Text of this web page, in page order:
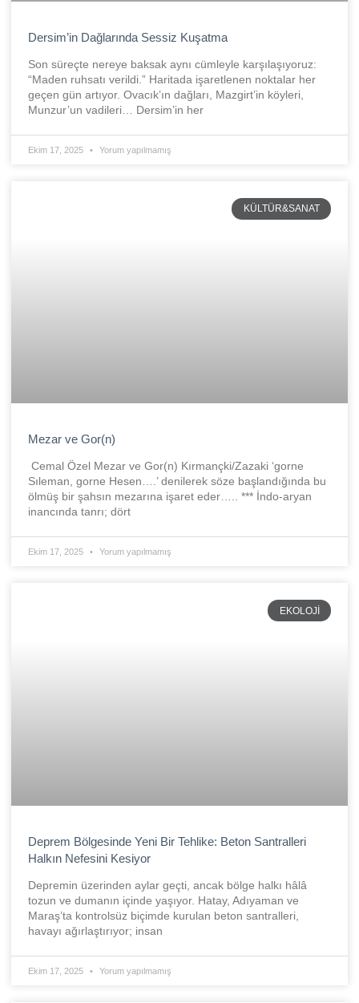
Dersim’in Dağlarında Sessiz Kuşatma
Son süreçte nereye baksak aynı cümleyle karşılaşıyoruz:
“Maden ruhsatı verildi.” Haritada işaretlenen noktalar her
geçen gün artıyor. Ovacık’ın dağları, Mazgirt’in köyleri,
Munzur’un vadileri… Dersim’in her
Ekim 17, 2025 Yorum yapılmamış
KÜLTÜR&SANAT
Mezar ve Gor(n)
Cemal Özel Mezar ve Gor(n) Kırmançki/Zazaki ‘gorne
Sıleman, gorne Hesen….’ denilerek söze başlandığında bu
ölmüş bir şahsın mezarına işaret eder….. *** İndo-aryan
inancında tanrı; dört
Ekim 17, 2025 Yorum yapılmamış
EKOLOJI
Deprem Bölgesinde Yeni Bir Tehlike: Beton Santralleri
Halkın Nefesini Kesiyor
Depremin üzerinden aylar geçti, ancak bölge halkı hâlâ
tozun ve dumanın içinde yaşıyor. Hatay, Adıyaman ve
Maraş’ta kontrolsüz biçimde kurulan beton santralleri,
havayı ağırlaştırıyor; insan
Ekim 17, 2025 Yorum yapılmamış